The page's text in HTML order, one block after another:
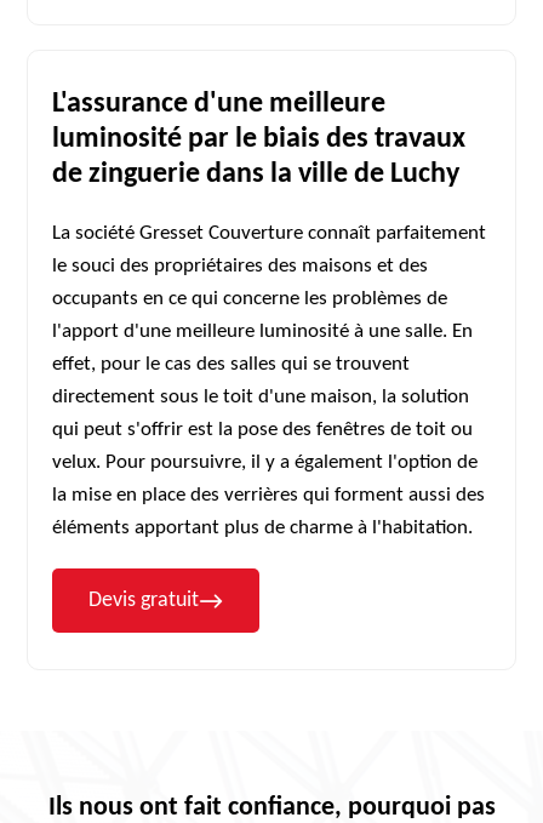
L'assurance d'une meilleure
luminosité par le biais des travaux
de zinguerie dans la ville de Luchy
La société Gresset Couverture connaît parfaitement
le souci des propriétaires des maisons et des
occupants en ce qui concerne les problèmes de
l'apport d'une meilleure luminosité à une salle. En
effet, pour le cas des salles qui se trouvent
directement sous le toit d'une maison, la solution
qui peut s'offrir est la pose des fenêtres de toit ou
velux. Pour poursuivre, il y a également l'option de
la mise en place des verrières qui forment aussi des
éléments apportant plus de charme à l'habitation.
Devis gratuit
Ils nous ont fait confiance, pourquoi pas